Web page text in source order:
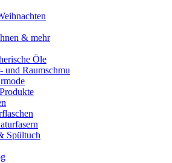
& mehr
Öle
und Raumschmu
Spültuch